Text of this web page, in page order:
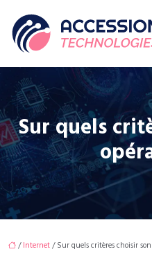
Sur quels
/Internet/ Sur quels critères choisir